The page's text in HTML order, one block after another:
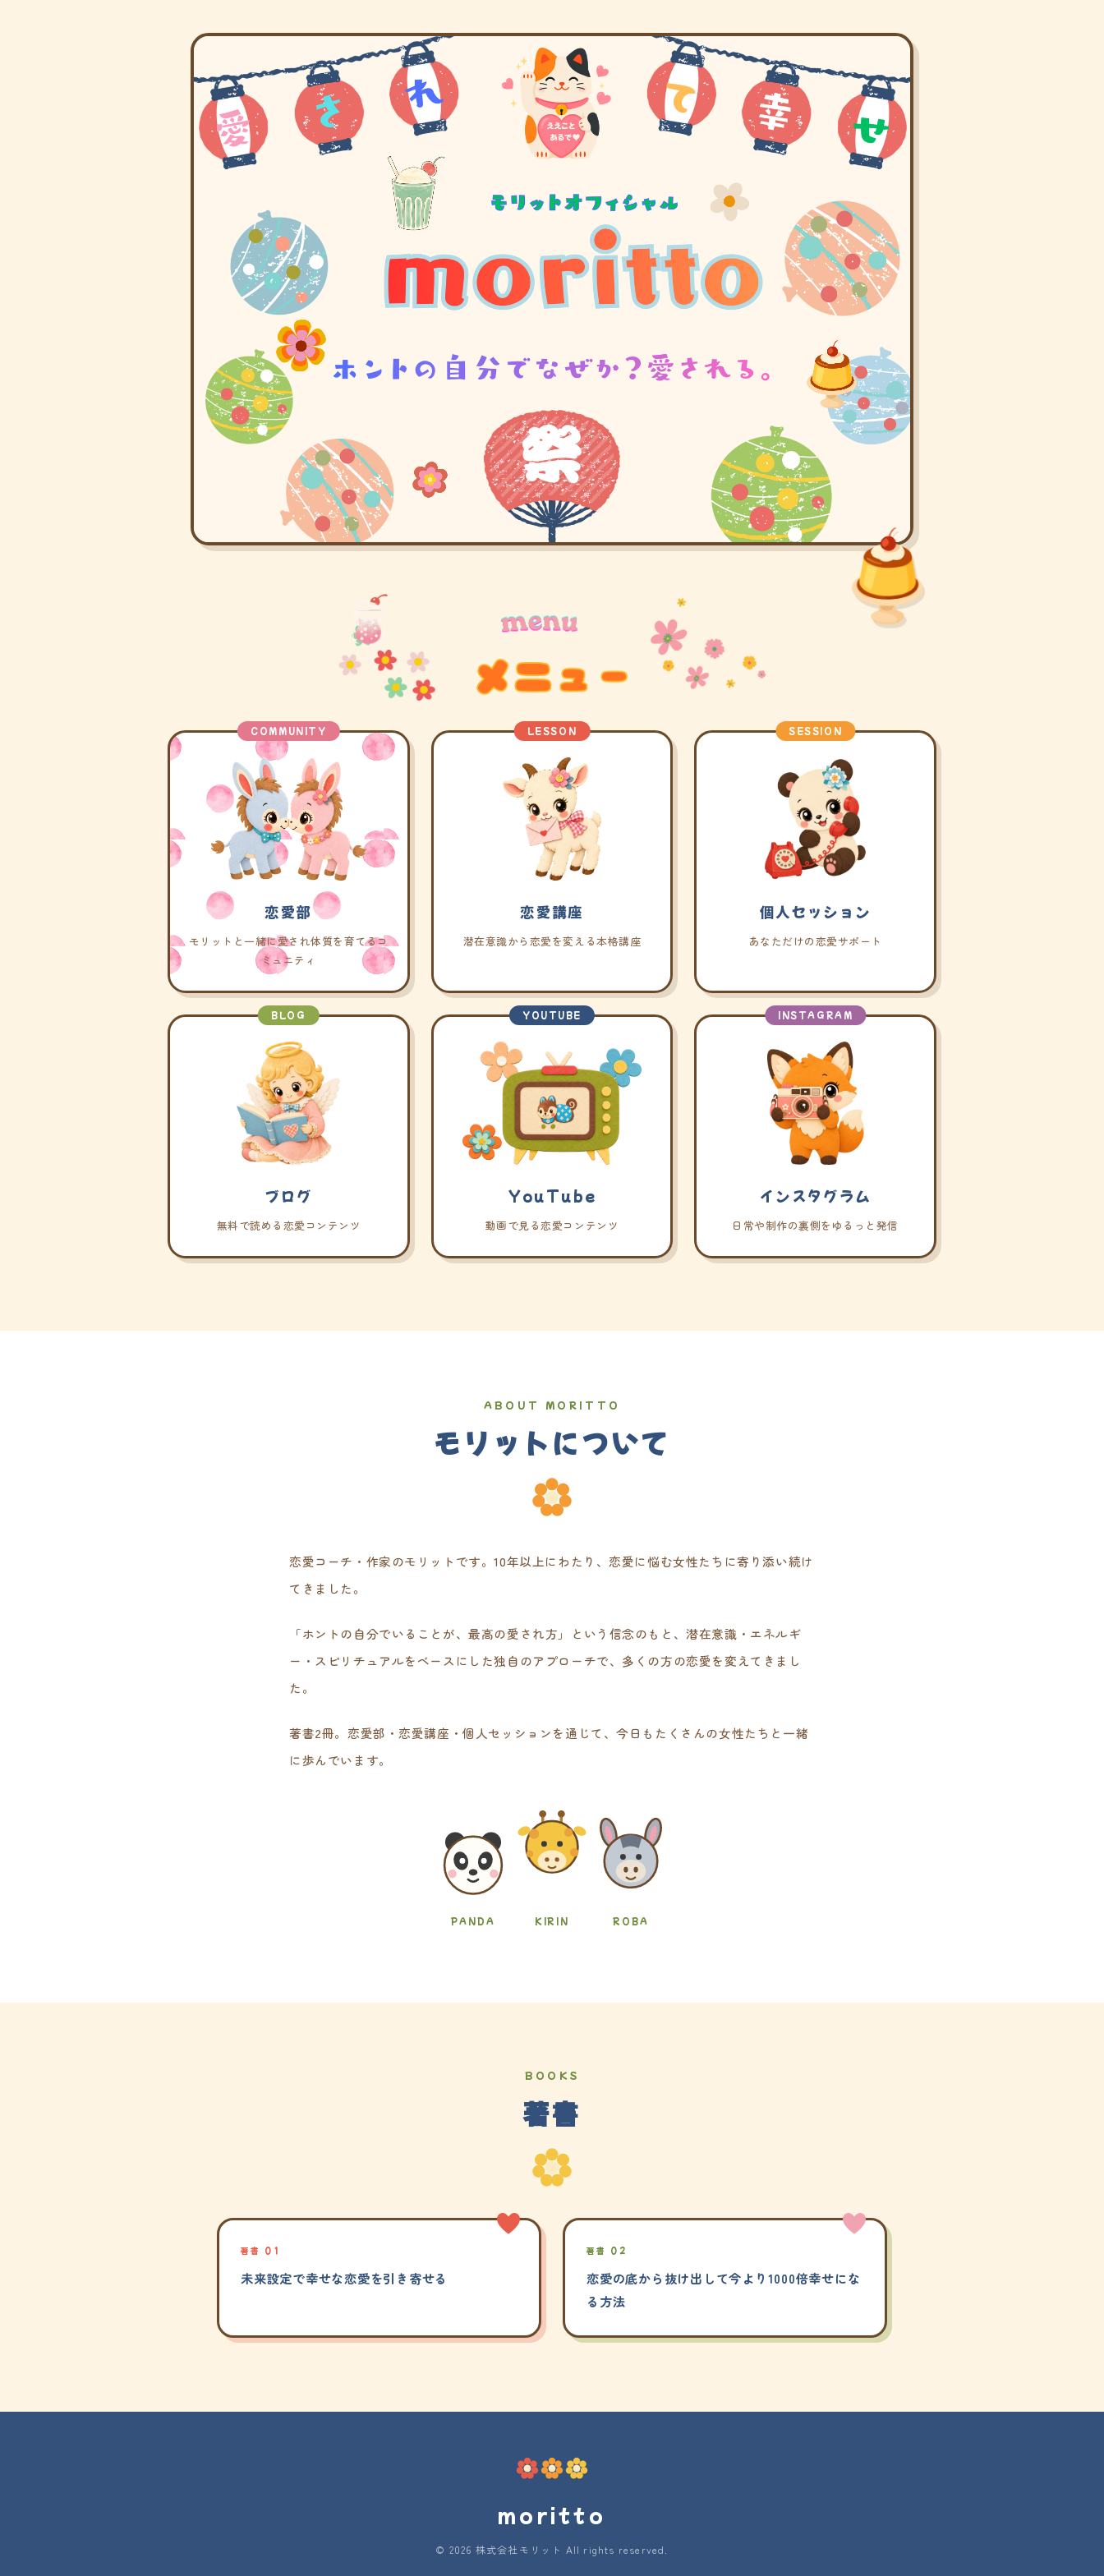
COMMUNITY
恋愛部
モリットと一緒に愛され体質を育てるコ
ミュニティ
LESSON
恋愛講座
潜在意識から恋愛を変える本格講座
SESSION
個人セッション
あなただけの恋愛サポート
BLOG
ブログ
無料で読める恋愛コンテンツ
YOUTUBE
YouTube
動画で見る恋愛コンテンツ
INSTAGRAM
インスタグラム
日常や制作の裏側をゆるっと発信
ABOUT MORITTO
モリットについて
恋愛コーチ・作家のモリットです。10年以上にわたり、恋愛に悩む女性たちに寄り添い続け
てきました。
「ホントの自分でいることが、最高の愛され方」という信念のもと、潜在意識・エネルギ
ー・スピリチュアルをベースにした独自のアプローチで、多くの方の恋愛を変えてきまし
た。
著書2冊。恋愛部・恋愛講座・個人セッションを通じて、今日もたくさんの女性たちと一緒
に歩んでいます。
PANDA KIRIN ROBA
BOOKS
著書
著書 01
未来設定で幸せな恋愛を引き寄せる
著書 02
恋愛の底から抜け出して今より1000倍幸せにな
る方法
moritto
© 2026 株式会社モリット All rights reserved.